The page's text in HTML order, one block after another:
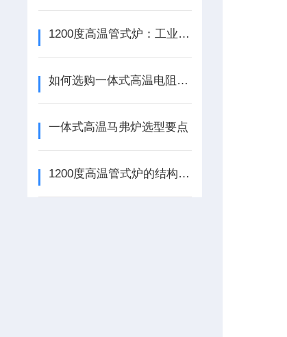
1200度高温管式炉：工业与科研的“炽热引擎”
如何选购一体式高温电阻炉？
一体式高温马弗炉选型要点
1200度高温管式炉的结构介绍